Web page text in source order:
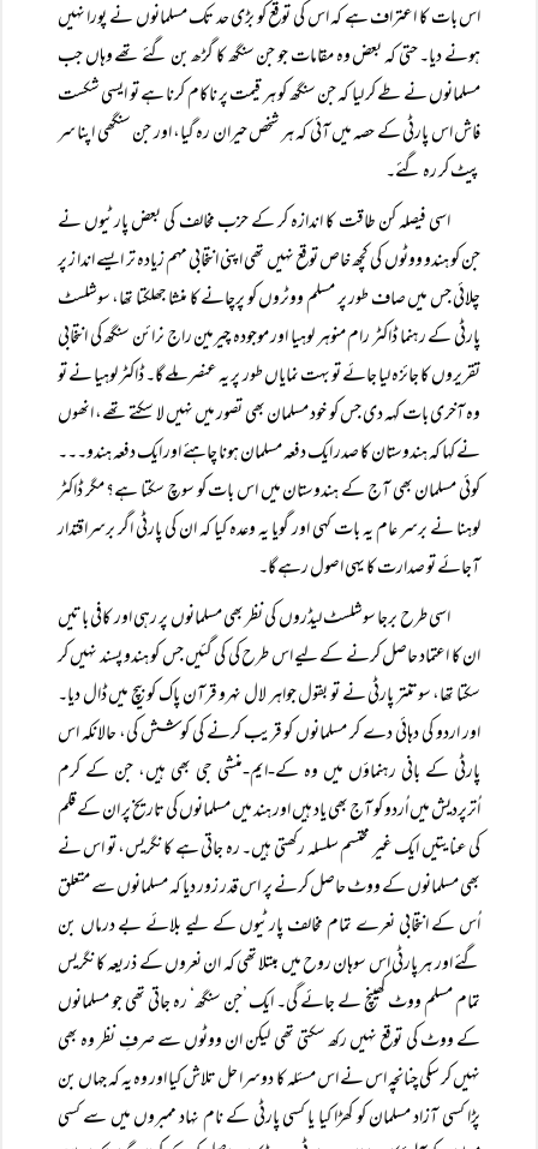
اس بات کا اعتراف ہے کہ اس کی توقع کو بڑی حد تک مسلمانوں نے پورا نہیں
ہونے دیا۔ حتی کہ بعض وہ مقامات جو جن سنگھ کا گڑھ بن گئے تھے وہاں جب
مسلمانوں نے طے کر لیا کہ جن سنگھ کو ہر قیمت پر ناکام کرنا ہے تو ایسی شکست
فاش اس پارٹی کے حصہ میں آئی کہ ہر شخص حیران رہ گیا، اور جن سنگھی اپنا سر
پیٹ کر رہ گئے۔
اسی فیصلہ کن طاقت کا اندازہ کر کے حزب مخالف کی بعض پارٹیوں نے
جن کو ہندو ووٹوں کی کچھ خاص توقع نہیں تھی اپنی انتخابی مہم زیادہ تر ایسے اندا ز پر
چلائی جس میں صاف طور پر مسلم ووٹروں کو پرچانے کا منشا جھلکتا تھا، سوشلسٹ
پارٹی کے رہنما ڈاکٹر رام منوہر لوہیا اور موجودہ چیرمین راج نرائن سنگھ کی انتخابی
تقریروں کا جائزہ لیا جائے تو بہت نمایاں طور پر یہ عنصر ملے گا۔ ڈاکٹر لوہیا نے تو
وہ آخری بات کہہ دی جس کو خود مسلمان بھی تصور میں نہیں لا سکتے تھے، انھوں
نے کہا کہ ہندوستان کا صدر ایک دفعہ مسلمان ہونا چاہئے اور ایک دفعہ ہندو۔۔۔
کوئی مسلمان بھی آج کے ہندوستان میں اس بات کو سوچ سکتا ہے؟ مگر ڈاکٹر
لوہنا نے برسر عام یہ بات کہی اور گویا یہ وعدہ کیا کہ ان کی پارٹی اگر برسراقتدار
آجائے تو صدارت کا یہی اصول رہے گا۔
اسی طرح برجا سوشلسٹ لیڈروں کی نظر بھی مسلمانوں پر رہی اور کافی باتیں
ان کا اعتماد حاصل کرنے کے لیے اس طرح کی کی گئیں جس کو ہندو پسند نہیں کر
سکتا تھا، سوتنتر پارٹی نے تو بقول جواہر لال نہرو قرآن پاک کو بیچ میں ڈال دیا۔
اور اردو کی دہائی دے کر مسلمانوں کو قریب کرنے کی کوشش کی، حالانکہ اس
پارٹی کے بانی رہنماؤں میں وہ کے-ایم-منشی جی بھی ہیں، جن کے کرم
اُترپردیش میں اُردو کو آج بھی یاد ہیں اور ہند میں مسلمانوں کی تاریخ پر ان کے قلم
کی عنایتیں ایک غیر محتسم سلسلہ رکھتی ہیں۔ رہ جاتی ہے کانگریس، تو اس نے
بھی مسلمانوں کے ووٹ حاصل کرنے پر اس قدر زور دیا کہ مسلمانوں سے متعلق
اُس کے انتخابی نعرے تمام مخالف پارٹیوں کے لیے بلائے بے درماں بن
گئے اور ہر پارٹی اس سوہان روح میں مبتلا تھی کہ ان نعروں کے ذریعہ کانگریس
تمام مسلم ووٹ کھینچ لے جائے گی۔ ایک ’جن سنگھ‘ رہ جاتی تھی جو مسلمانوں
کے ووٹ کی توقع نہیں رکھ سکتی تھی لیکن ان ووٹوں سے صرفِ نظر وہ بھی
نہیں کر سکی چنانچہ اس نے اس مسئلہ کا دوسرا حل تلاش کیا اور وہ یہ کہ جہاں بن
پڑا کسی آزاد مسلمان کو کھڑا کیا یا کسی پارٹی کے نام نہاد ممبروں میں سے کسی